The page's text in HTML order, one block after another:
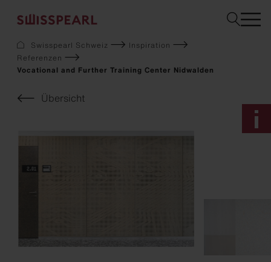
Nachhaltigkeit
Fassade
Dach
Solar
Innenausbau
Swisspearl Schweiz
Inspiration
Referenzen
Vocational and Further Training Center Nidwalden
Übersicht